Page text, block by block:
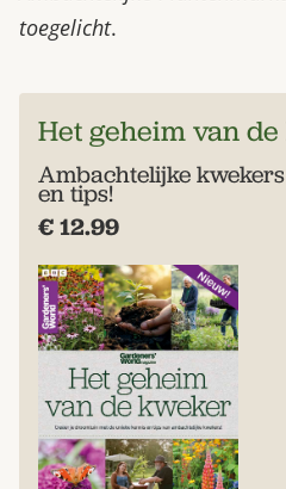
toegelicht.
Het geheim van
Ambachtelijke
en tips!
€ 12.99